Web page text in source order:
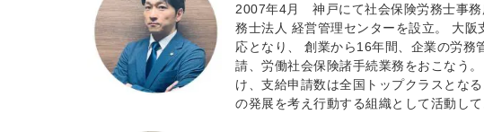
2007年4月 神戸にて社会保険労務士事
務士法人 経営管理センターを設立。 大
応となり、 創業から16年間、企業の労務
請、労働社会保険諸手続業務をおこなう
け、支給申請数は全国トップクラスとな
の発展を考え行動する組織として活動して